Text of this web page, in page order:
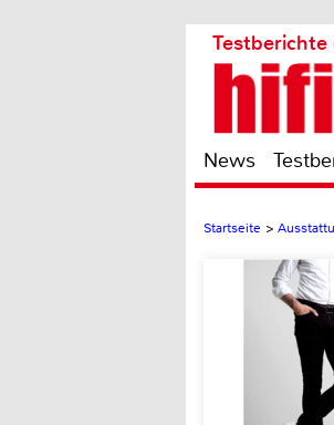
News
Startseite >